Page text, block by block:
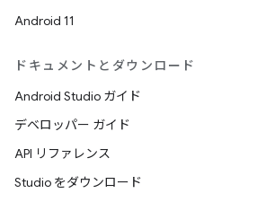
Android 11
ドキュメントとダウンロード
Android Studio ガイド
デベロッパー ガイド
API リファレンス
Studio をダウンロード